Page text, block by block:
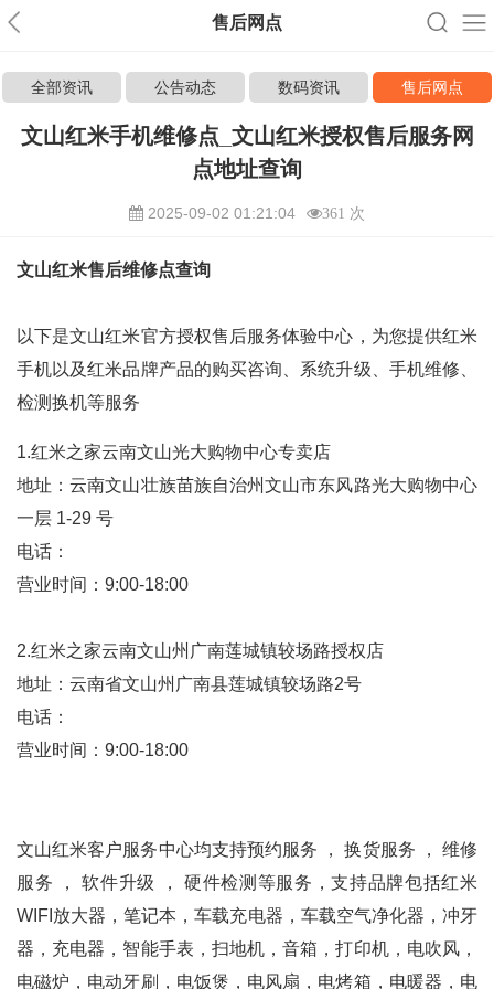
售后网点
全部资讯 公告动态 数码资讯 售后网点
文山红米手机维修点_文山红米授权售后服务网
点地址查询
2025-09-02 01:21:04 361 次
文山红米售后维修点查询
以下是文山红米官方授权售后服务体验中心，为您提供红米
手机以及红米品牌产品的购买咨询、系统升级、手机维修、
检测换机等服务
1.红米之家云南文山光大购物中心专卖店
地址：云南文山壮族苗族自治州文山市东风路光大购物中心
一层 1-29 号
电话：
营业时间：9:00-18:00
2.红米之家云南文山州广南莲城镇较场路授权店
地址：云南省文山州广南县莲城镇较场路2号
电话：
营业时间：9:00-18:00
文山红米客户服务中心均支持预约服务 ， 换货服务 ， 维修
服务 ， 软件升级 ， 硬件检测等服务，支持品牌包括红米
WIFI放大器，笔记本，车载充电器，车载空气净化器，冲牙
器，充电器，智能手表，扫地机，音箱，打印机，电吹风，
电磁炉，电动牙刷，电饭煲，电风扇，电烤箱，电暖器，电